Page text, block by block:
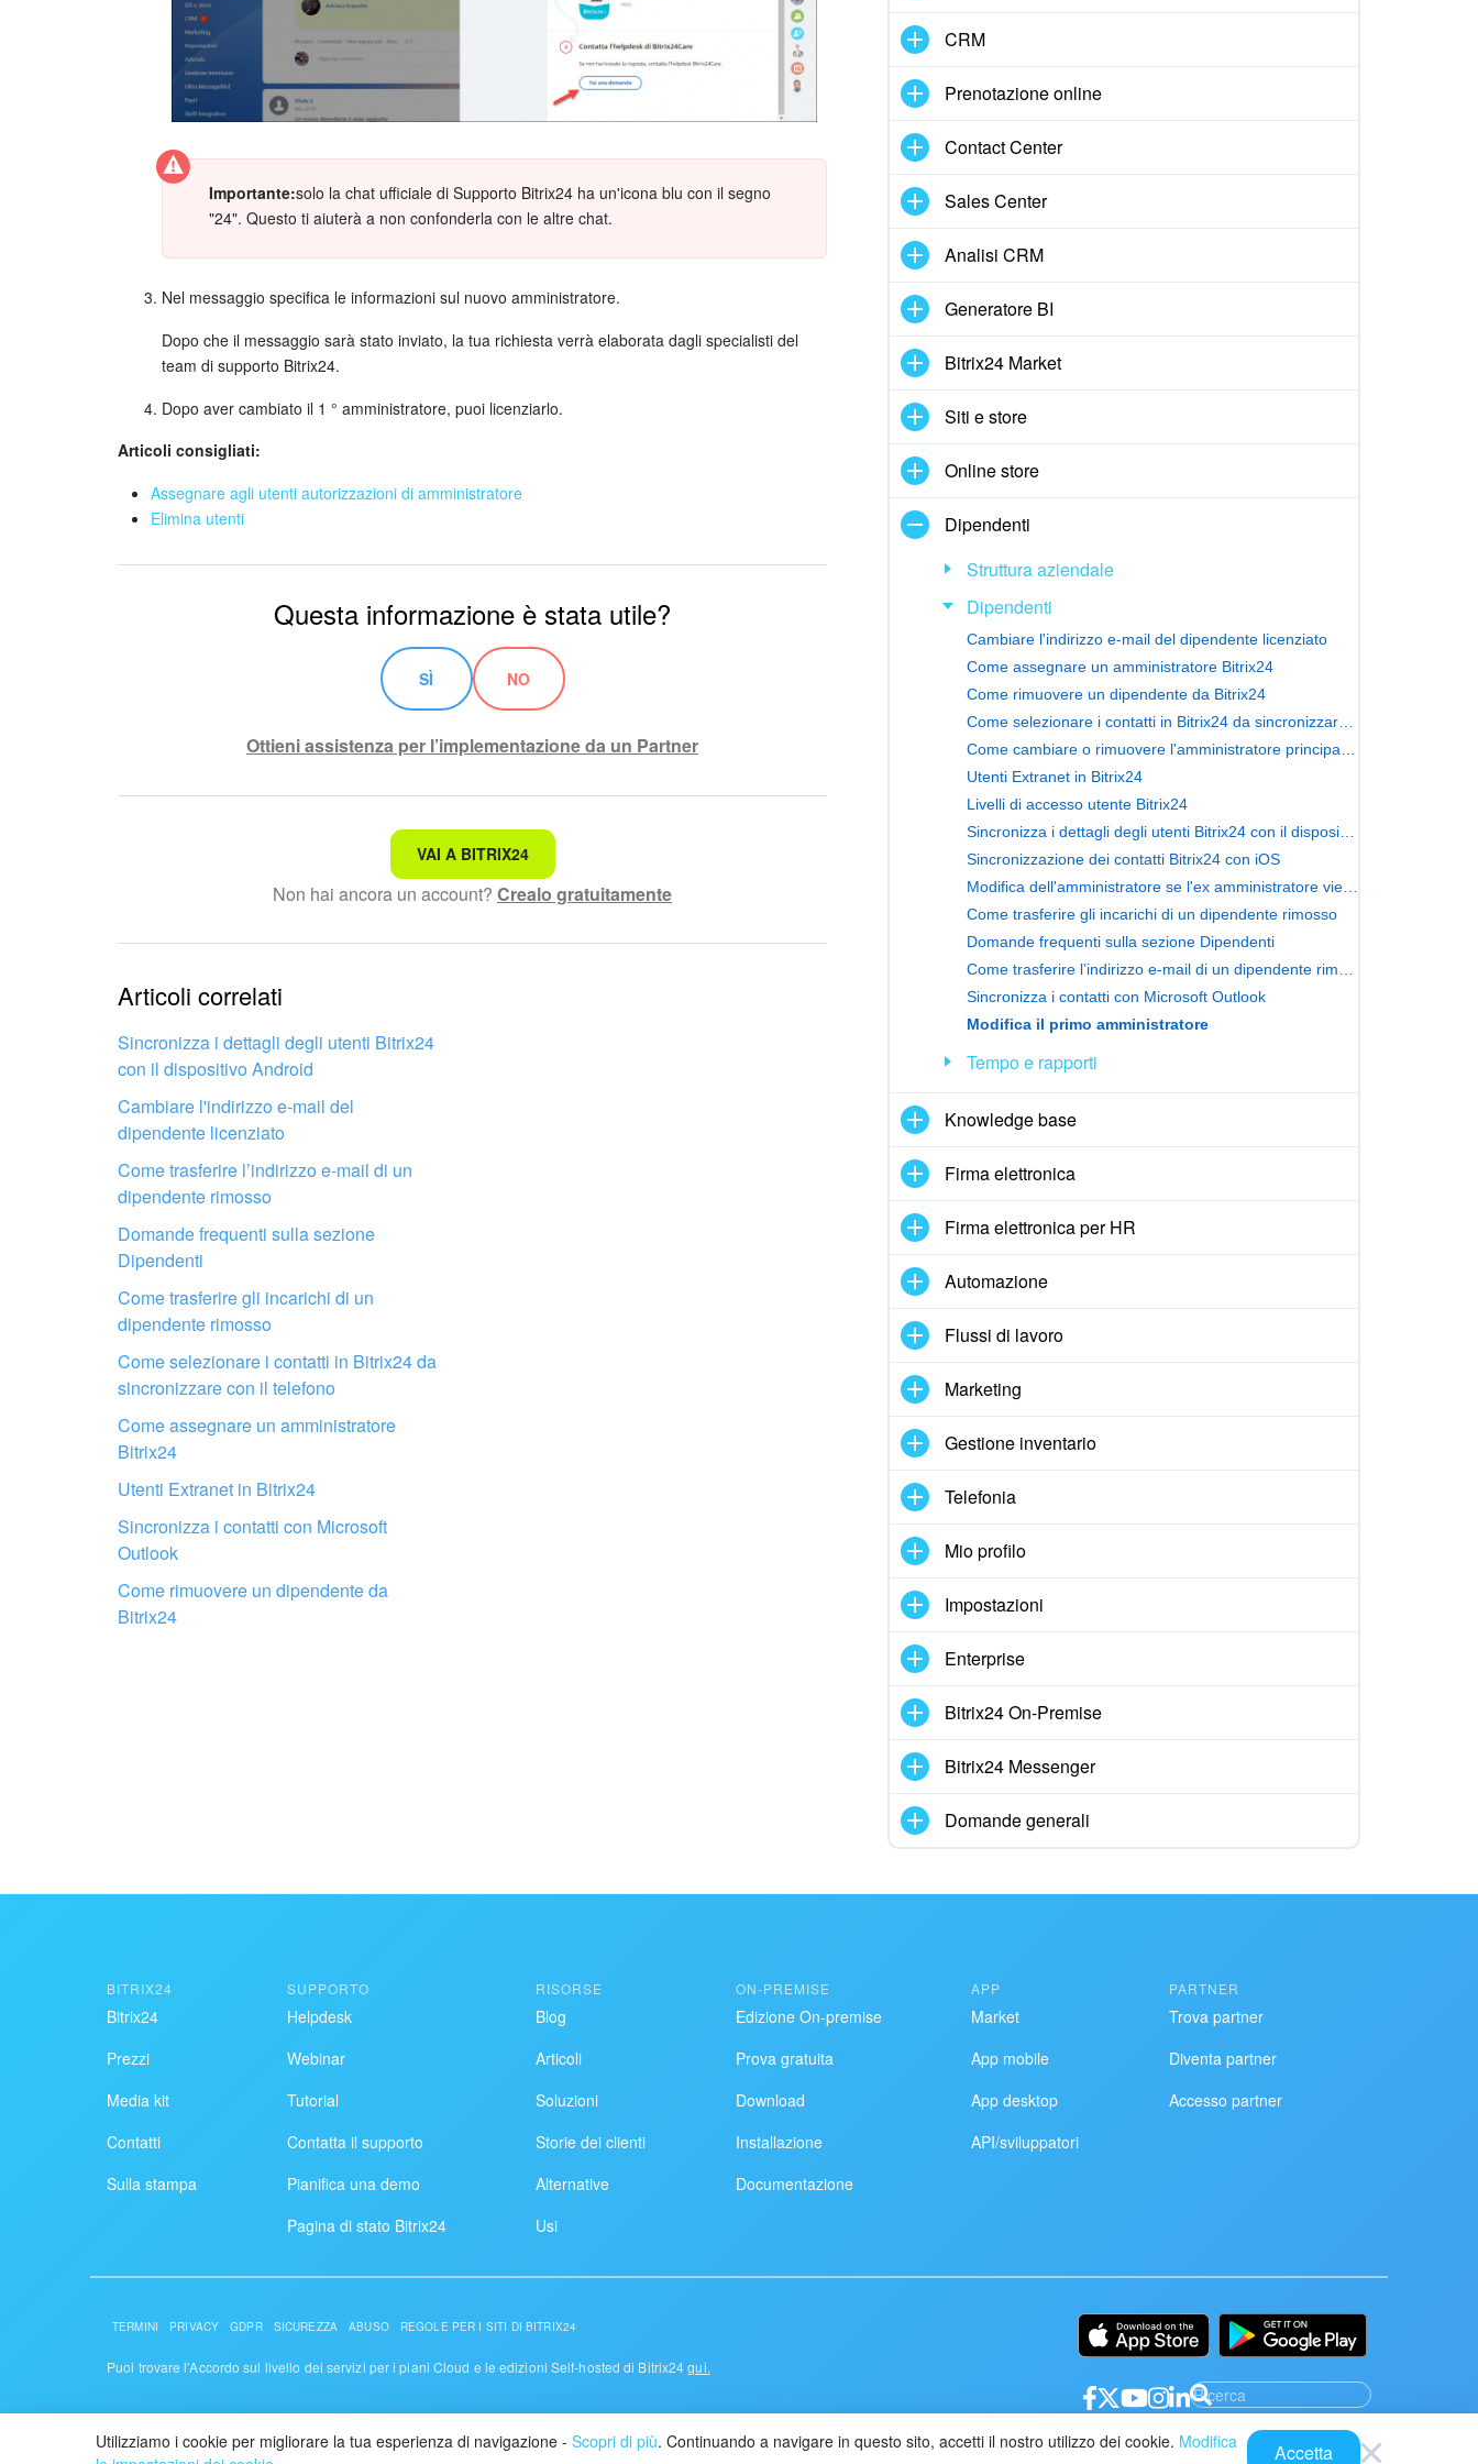
Importante:solo la chat ufficiale di Supporto Bitrix24 ha un'icona blu con il segno
"24". Questo ti aiuterà a non confonderla con le altre chat.
Nel messaggio specifica le informazioni sul nuovo amministratore.
Dopo che il messaggio sarà stato inviato, la tua richiesta verrà elaborata dagli specialisti del
team di supporto Bitrix24.
Dopo aver cambiato il 1 ° amministratore, puoi licenziarlo.
Articoli consigliati:
Assegnare agli utenti autorizzazioni di amministratore
Elimina utenti
Questa informazione è stata utile?
SÌ NO
Ottieni assistenza per l’implementazione da un Partner
Non è quello che sto cercando.
Troppo breve, ho bisogno di maggiori informazioni.
Non mi soddisfa come funziona questo strumento
Fai configurare il tuo Bitrix24 a un
professionista locale
TROVA UN PARTNER BITRIX24 VICINO A ME
VAI A BITRIX24
Non hai ancora un account? Crealo gratuitamente
Articoli correlati
Sincronizza i dettagli degli utenti Bitrix24
con il dispositivo Android
Cambiare l'indirizzo e-mail del
dipendente licenziato
Come trasferire l’indirizzo e-mail di un
dipendente rimosso
Domande frequenti sulla sezione
Dipendenti
Come trasferire gli incarichi di un
dipendente rimosso
Come selezionare i contatti in Bitrix24 da
sincronizzare con il telefono
Come assegnare un amministratore
Bitrix24
Utenti Extranet in Bitrix24
Sincronizza i contatti con Microsoft
Outlook
Come rimuovere un dipendente da
Bitrix24
CRM
Prenotazione online
Contact Center
Sales Center
Analisi CRM
Generatore BI
Bitrix24 Market
Siti e store
Online store
Dipendenti
Struttura aziendale
Dipendenti
Cambiare l'indirizzo e-mail del dipendente licenziato
Come assegnare un amministratore Bitrix24
Come rimuovere un dipendente da Bitrix24
Utenti Extranet in Bitrix24
Livelli di accesso utente Bitrix24
Sincronizzazione dei contatti Bitrix24 con iOS
Come trasferire gli incarichi di un dipendente rimosso
Domande frequenti sulla sezione Dipendenti
Sincronizza i contatti con Microsoft Outlook
Modifica il primo amministratore
Tempo e rapporti
Knowledge base
Firma elettronica
Firma elettronica per HR
Automazione
Flussi di lavoro
Marketing
Gestione inventario
Telefonia
Mio profilo
Impostazioni
Enterprise
Bitrix24 On-Premise
Bitrix24 Messenger
Domande generali
BITRIX24
Bitrix24
Prezzi
Media kit
Contatti
Sulla stampa
SUPPORTO
Helpdesk
Webinar
Tutorial
Contatta il supporto
Pianifica una demo
Pagina di stato Bitrix24
RISORSE
Blog
Articoli
Soluzioni
Storie dei clienti
Alternative
Usi
ON-PREMISE
Edizione On-premise
Prova gratuita
Download
Installazione
Documentazione
APP
Market
App mobile
App desktop
API/sviluppatori
PARTNER
Trova partner
Diventa partner
Accesso partner
TERMINI PRIVACY GDPR SICUREZZA ABUSO REGOLE PER I SITI DI BITRIX24
Puoi trovare l'Accordo sul livello dei servizi per i piani Cloud e le edizioni Self-hosted di Bitrix24qui.
© 2026 Alaio
Utilizziamo i cookie per migliorare la tua esperienza di navigazione - Scopri di più. Continuando a navigare in questo sito, accetti il nostro utilizzo dei cookie. Modifica
Accetta